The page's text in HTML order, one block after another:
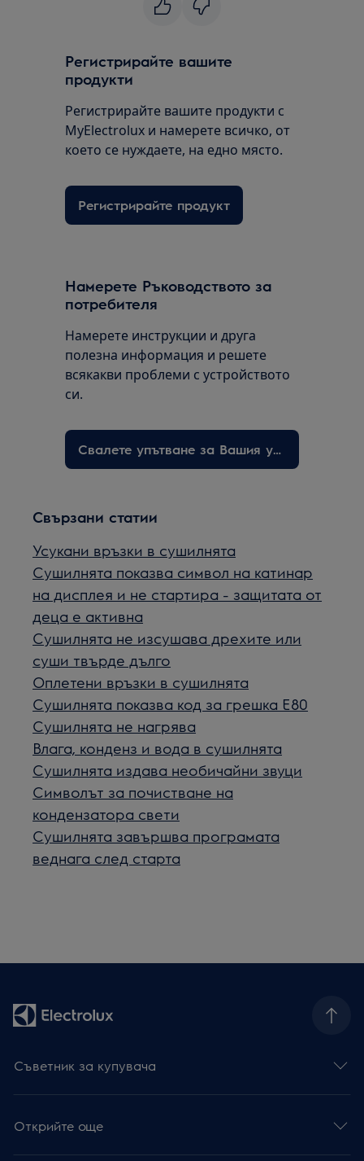
Регистрирайте вашите
продукти
Регистрирайте вашите продукти с
MyElectrolux и намерете всичко, от
което се нуждаете, на едно място.
Регистрирайте продукт
Намерете Ръководството за
потребителя
Намерете инструкции и друга
полезна информация и решете
всякакви проблеми с устройството
си.
Свалете упътване за Вашия уред
Свързани статии
Усукани връзки в сушилнята
Сушилнята показва символ на катинар
на дисплея и не стартира - защитата от
деца е активна
Сушилнята не изсушава дрехите или
суши твърде дълго
Оплетени връзки в сушилнята
Сушилнята показва код за грешка Е80
Сушилнята не нагрява
Влага, конденз и вода в сушилнята
Сушилнята издава необичайни звуци
Символът за почистване на
кондензатора свети
Сушилнята завършва програмата
веднага след старта
Съветник за купувача
Открийте още